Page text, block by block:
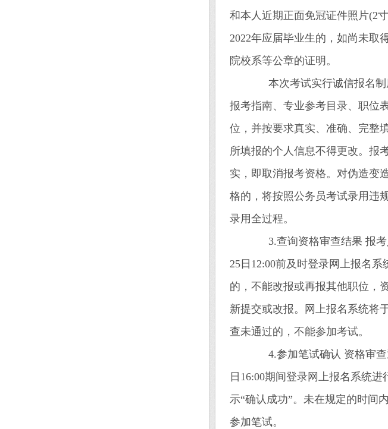
和本人近期正面免冠证件照片(2
2022年应届毕业生的，如尚未取
院校系等公章的证明。
本次考试实行诚信报名制
报考指南、专业参考目录、职位
位，并按要求真实、准确、完整
所填报的个人信息不得更改。报
实，即取消报考资格。对伪造变
格的，将按照公务员考试录用违
录用全过程。
3.查询资格审查结果 报考
25日12:00前及时登录网上报名
的，不能改报或再报其他职位，
新提交或改报。网上报名系统将
查未通过的，不能参加考试。
4.参加笔试确认 资格审查
日16:00期间登录网上报名系统
示“确认成功”。未在规定的时间
参加笔试。